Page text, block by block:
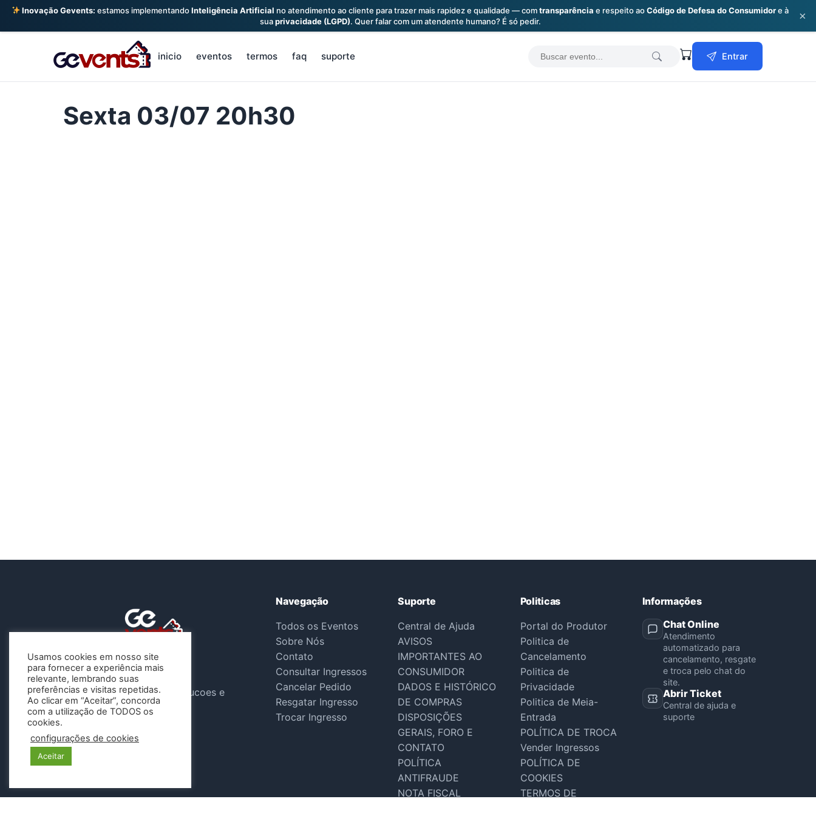
Inovação Gevents: estamos implementandoInteligência Artificial no atendimento ao cliente para trazer mais rapidez e qualidade — comtransparência e respeito aoCódigo de Defesa do Consumidore à
suaprivacidade (LGPD). Quer falar com um atendente humano? É só pedir. ×
inicio eventos termos faq suporte
Search
Entrar
Sexta 03/07 20h30
A Gevents atua sob o CNPJ
46.647.904/0001-04 , G e Solucoes e
Eventos LTDA
Siga-nos
Navegação
Todos os Eventos
Sobre Nós
Contato
Consultar Ingressos
Cancelar Pedido
Resgatar Ingresso
Trocar Ingresso
Suporte
Central de Ajuda
AVISOS
IMPORTANTES AO
CONSUMIDOR
DADOS E HISTÓRICO
DE COMPRAS
DISPOSIÇÕES
GERAIS, FORO E
CONTATO
POLÍTICA
ANTIFRAUDE
NOTA FISCAL
Politicas
Portal do Produtor
Politica de
Cancelamento
Politica de
Privacidade
Politica de Meia-
Entrada
POLÍTICA DE TROCA
Vender Ingressos
POLÍTICA DE
COOKIES
TERMOS DE
Informações
Chat Online
Atendimento
automatizado para
cancelamento, resgate
e troca pelo chat do
site.
Abrir Ticket
Central de ajuda e
suporte
Usamos cookies em nosso site
para fornecer a experiência mais
relevante, lembrando suas
preferências e visitas repetidas.
Ao clicar em “Aceitar”, concorda
com a utilização de TODOS os
cookies.
configurações de cookies
Aceitar